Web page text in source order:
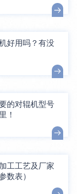
好用吗？有没
的对辊机型号
！
工工艺及厂家
数表）